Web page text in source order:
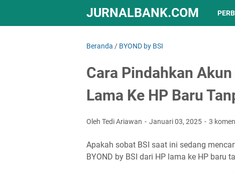
JURNALBANK.COM
Beranda / BYOND by BSI
Cara Pindahkan Akun
Lama Ke HP Baru
Oleh Tedi Ariawan Januari 03, 2025 3
Apakah sobat BSI saat ini sedang
BYOND by BSI dari HP lama ke HP baru